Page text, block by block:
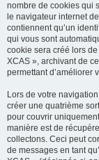
nombre de cookies qui
le navigateur internet
contiennent qu’un
qui vous sont
cookie sera créé lors
XCAS », archivant de
permettant d’améliorer
Lors de votre
créer une quatrième
pour couvrir
manière est de
collectons. Ceci peut
de messages en tant